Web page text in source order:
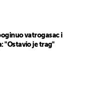
vatrogasac i
"Ostavio je trag"